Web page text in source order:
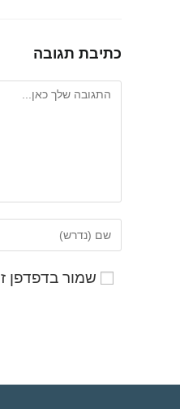
כתיבת תגובה
שמור בדפדפן